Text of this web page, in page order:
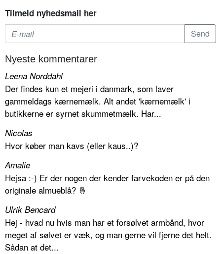
Tilmeld nyhedsmail her
Nyeste kommentarer
Leena Norddahl
Der findes kun et mejeri i danmark, som laver
gammeldags kærnemælk. Alt andet 'kærnemælk' i
butikkerne er syrnet skummetmælk. Har...
Nicolas
Hvor køber man kavs (eller kaus..)?
Amalie
Hejsa :-) Er der nogen der kender farvekoden er på den
originale almueblå? 🤞
Ulrik Bencard
Hej - hvad nu hvis man har et forsølvet armbånd, hvor
meget af sølvet er væk, og man gerne vil fjerne det helt.
Sådan at det...